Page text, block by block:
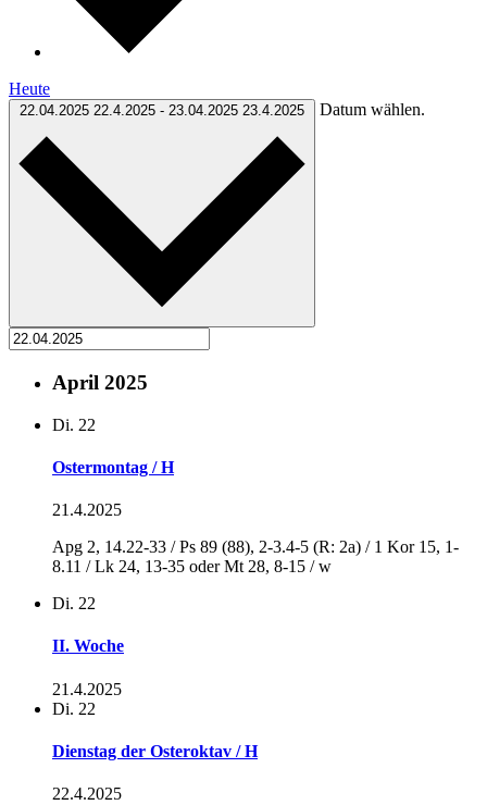
Heute
22.04.2025 22.4.2025 - 23.04.2025 23.4.2025 Datum wählen.
April 2025
Di. 22
Ostermontag / H
21.4.2025
Apg 2, 14.22-33 / Ps 89 (88), 2-3.4-5 (R: 2a) / 1 Kor 15, 1-
8.11 / Lk 24, 13-35 oder Mt 28, 8-15 / w
Di. 22
II. Woche
21.4.2025
Di. 22
Dienstag der Osteroktav / H
22.4.2025